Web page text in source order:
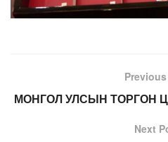
МОНГОЛ УЛСЫН ТОРГОН
Next